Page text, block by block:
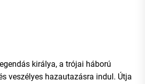
királya, a trójai háború
veszélyes hazautazásra indul. Útja